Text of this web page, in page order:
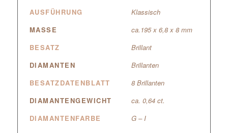
AUSFÜHRUNG
Klassisch
MASSE
ca.195 x 6,8 x 8 mm
BESATZ
Brillant
DIAMANTEN
Brillanten
BESATZDATENBLATT
8 Brillanten
DIAMANTENGEWICHT
ca. 0,64 ct.
DIAMANTENFARBE
G – I